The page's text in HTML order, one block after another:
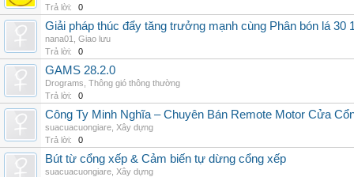
Trả lời:
0
Giải pháp thúc đẩy tăng trưởng mạnh cùng Phân bón lá 30
nana01
Giao lưu
Trả lời:
0
GAMS 28.2.0
Drograms Thông gió thông thường
Trả lời:
0
Công Ty Minh Nghĩa – Chuyên Bán Remote Motor Cửa
suacuacuongiare Xây dựng
Trả lời:
0
Bút từ cổng xếp & Cảm biến tự dừng cổng xếp
suacuacuongiare Xây dựng